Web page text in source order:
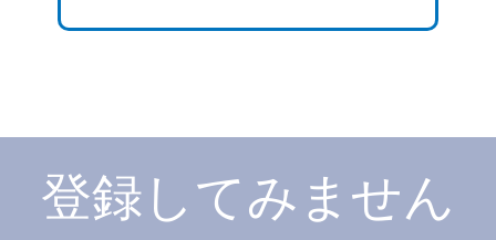
登録してみません